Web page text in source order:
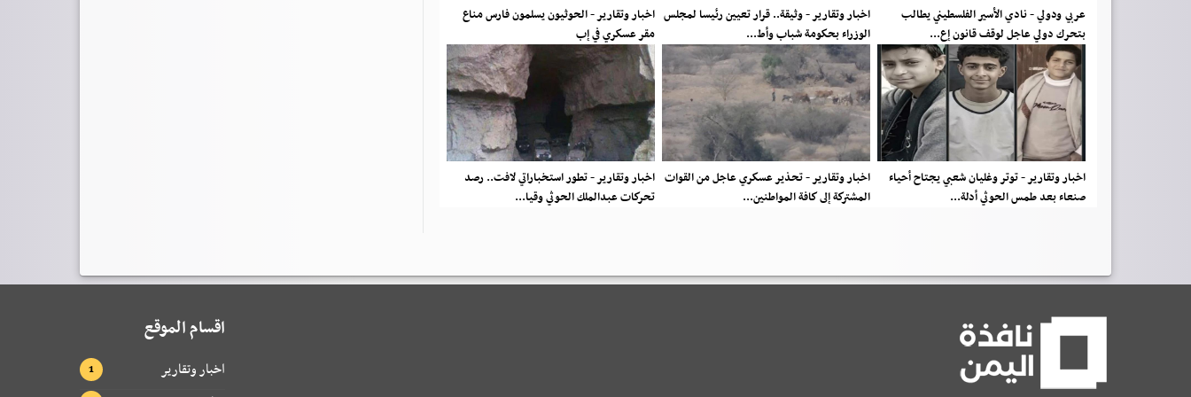
عربي ودولي - نادي الأسير الفلسطيني يطالب
بتحرك دولي عاجل لوقف قانون إع...
اخبار وتقارير - وثيقة.. قرار تعيين رئيسا لمجلس
الوزراء بحكومة شباب وأط...
اخبار وتقارير - الحوثيون يسلمون فارس مناع
مقر عسكري في إب
اخبار وتقارير - توتر وغليان شعبي يجتاح أحياء
صنعاء بعد طمس الحوثي أدلة...
اخبار وتقارير - تحذير عسكري عاجل من القوات
المشتركة إلى كافة المواطنين...
اخبار وتقارير - تطور استخباراتي لافت.. رصد
تحركات عبدالملك الحوثي وقيا...
اقسام الموقع
اخبار وتقارير